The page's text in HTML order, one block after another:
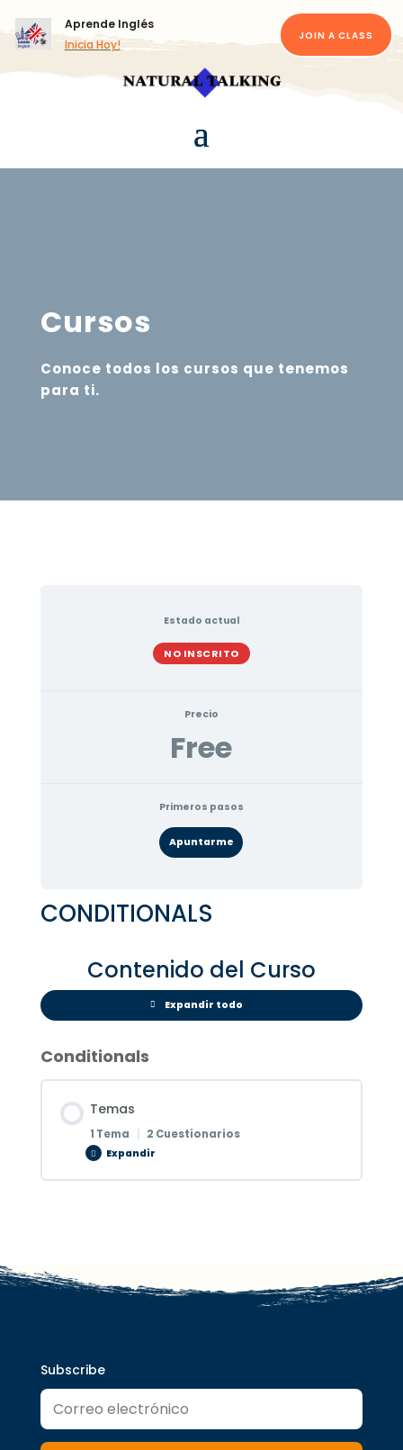
Aprende Inglés
Inicia Hoy!
JOIN A CLASS
Cursos
Conoce todos los cursos que tenemos
para ti.
Estado actual
NO INSCRITO
Precio
Free
Primeros pasos
Apuntarme
CONDITIONALS
Contenido del Curso
Expandir todo
Conditionals
Temas
1 Tema 2 Cuestionarios
Expandir
Conditionals
Conditionals Exercise 2
Subscribe